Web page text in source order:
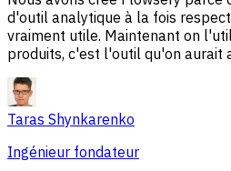
d'outil analytique à la fois
vraiment utile. Maintenant on
produits, c'est l'outil qu'on aurait
Taras Shynkarenko
Ingénieur fondateur